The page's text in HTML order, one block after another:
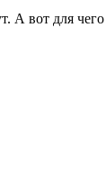
А вот для